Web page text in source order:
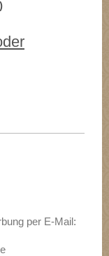
per E-Mail: